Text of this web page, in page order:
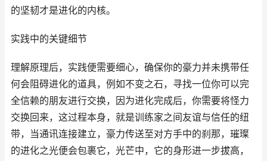
的坚韧才是进化的内核。
实践中的关键细节
理解原理后，实践便需要细心，确保你的豪力并未携带任
何会阻碍进化的道具，例如不变之石，寻找一位你可以完
全信赖的朋友进行交换，因为进化完成后，你需要将怪力
交换回来，这过程本身，就是训练家之间友谊与信任的纽
带，当通讯连接建立，豪力传送至对方手中的刹那，璀璨
的进化之光便会包裹它，光芒中，它的身形进一步拔高，